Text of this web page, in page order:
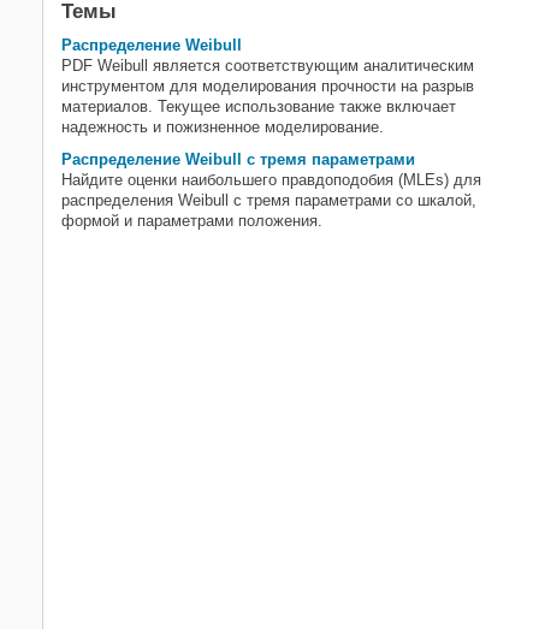
Темы
Распределение Weibull
PDF Weibull является соответствующим аналитическим
инструментом для моделирования прочности на разрыв
материалов. Текущее использование также включает
надежность и пожизненное моделирование.
Распределение Weibull с тремя параметрами
Найдите оценки наибольшего правдоподобия (MLEs) для
распределения Weibull с тремя параметрами со шкалой,
формой и параметрами положения.